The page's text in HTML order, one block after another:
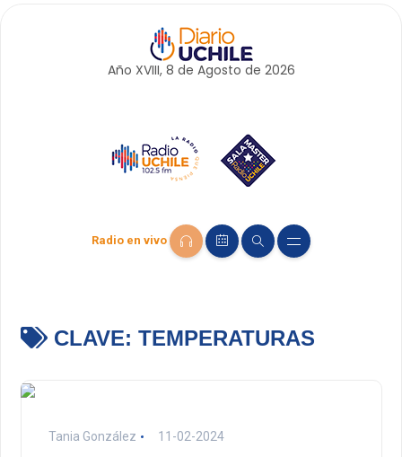
Año XVIII, 8 de Agosto de 2026
Radio en vivo
CLAVE: TEMPERATURAS
Tania González 11-02-2024